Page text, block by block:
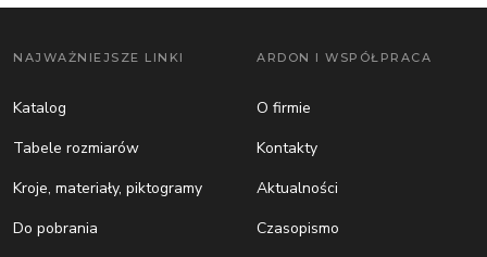
NAJWAŻNIEJSZE LINKI
Katalog
Tabele rozmiarów
Kroje, materiały, piktogramy
Do pobrania
ARDON I WSPÓŁPRACA
O firmie
Kontakty
Aktualności
Czasopismo